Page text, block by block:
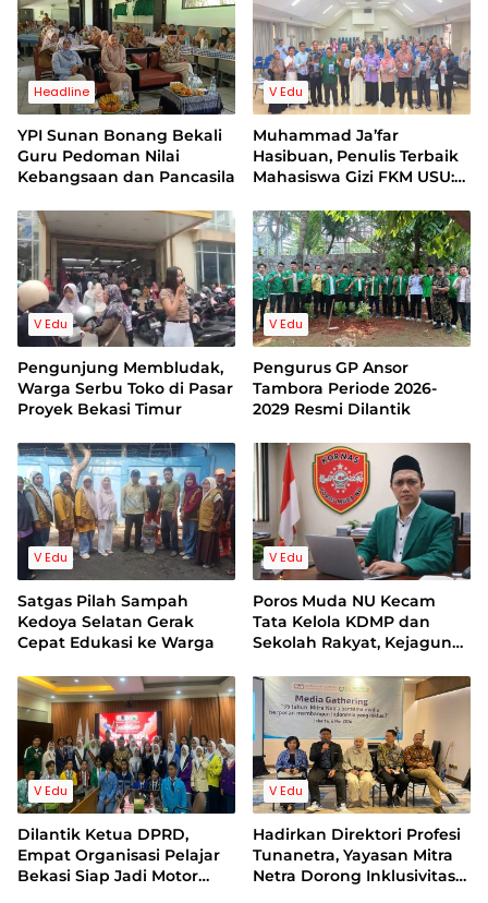
Headline
YPI Sunan Bonang Bekali
Guru Pedoman Nilai
Kebangsaan dan Pancasila
V Edu
Muhammad Ja’far
Hasibuan, Penulis Terbaik
Mahasiswa Gizi FKM USU:
Buku Skala Internasional
di UI Diresmikan Kapolri
dan Sejumlah Menteri dan
Akdemisi Lulusan Harvard
V Edu
Pengunjung Membludak,
Warga Serbu Toko di Pasar
Proyek Bekasi Timur
V Edu
Pengurus GP Ansor
Tambora Periode 2026-
2029 Resmi Dilantik
V Edu
Satgas Pilah Sampah
Kedoya Selatan Gerak
Cepat Edukasi ke Warga
V Edu
Poros Muda NU Kecam
Tata Kelola KDMP dan
Sekolah Rakyat, Kejagung
V Edu
Dilantik Ketua DPRD,
Empat Organisasi Pelajar
Bekasi Siap Jadi Motor
V Edu
Hadirkan Direktori Profesi
Tunanetra, Yayasan Mitra
Netra Dorong Inklusivitas